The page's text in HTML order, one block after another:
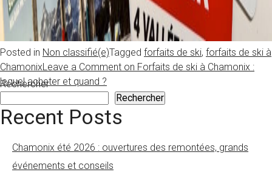
Posted in Non classifié(e)Tagged forfaits de ski, forfaits de ski à
ChamonixLeave a Comment on Forfaits de ski à Chamonix :
lequel acheter et quand ?
Rechercher
Rechercher
Recent Posts
Chamonix été 2026 : ouvertures des remontées, grands
événements et conseils